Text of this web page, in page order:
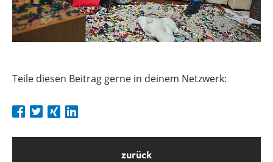
Teile diesen Beitrag gerne in deinem Netzwerk:
zurück